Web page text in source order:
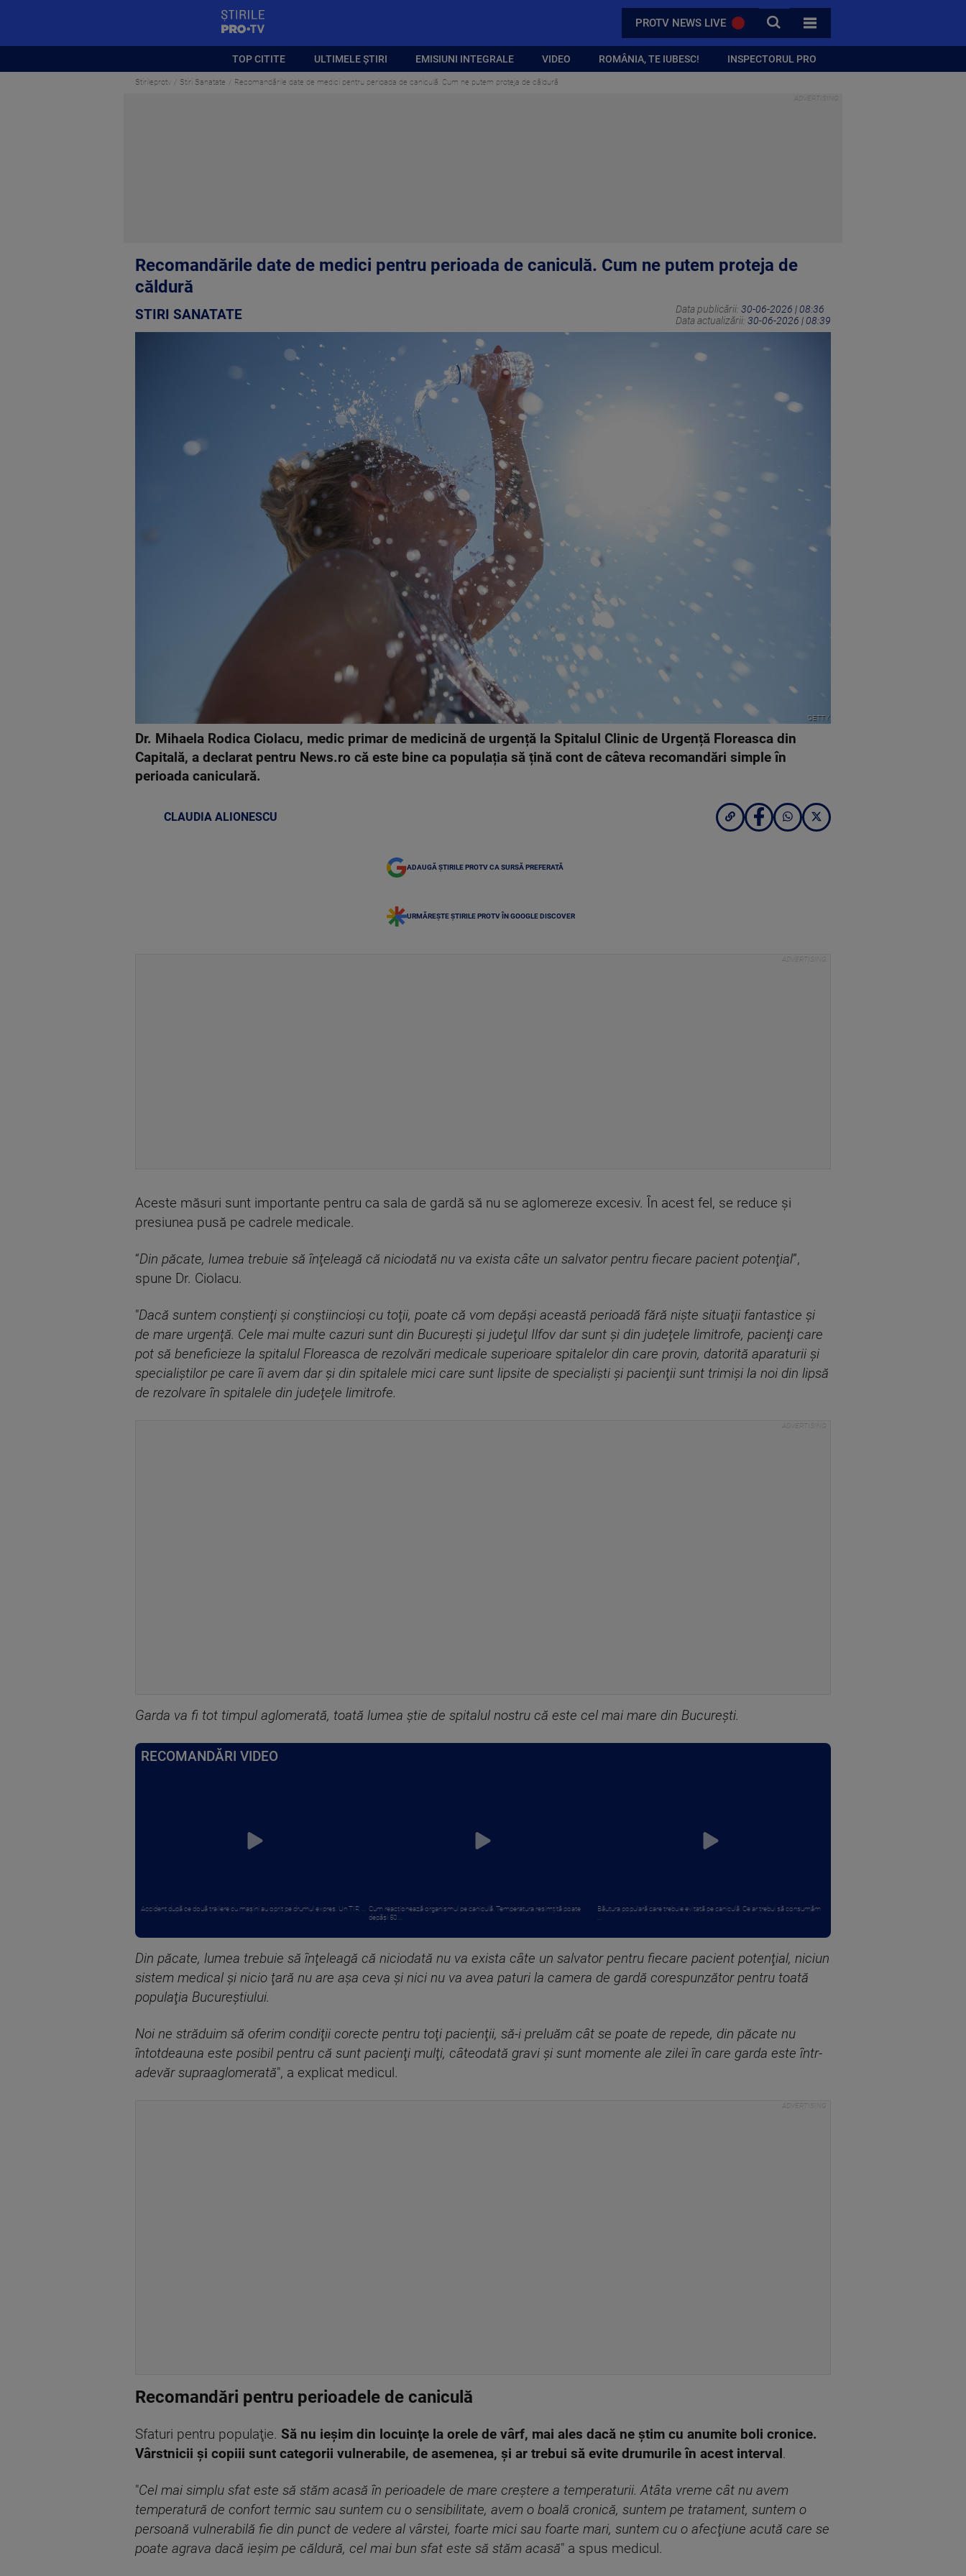
PROTV NEWS LIVE CAUTA
TOATE CATEGORIILE
TOP CITITE ULTIMELE ȘTIRI EMISIUNI INTEGRALE VIDEO ROMÂNIA, TE IUBESC! INSPECTORUL PRO
Stirileprotv Stiri Sanatate Recomandările date de medici pentru perioada de caniculă. Cum ne putem proteja de căldură
Recomandările date de medici pentru perioada de caniculă. Cum ne putem proteja de
căldură
STIRI SANATATE Data publicării: 30-06-2026 | 08:36
Data actualizării: 30-06-2026 | 08:39
GETTY
Dr. Mihaela Rodica Ciolacu, medic primar de medicină de urgență la Spitalul Clinic de Urgență Floreasca din
Capitală, a declarat pentru News.ro că este bine ca populația să țină cont de câteva recomandări simple în
perioada caniculară.
CLAUDIA ALIONESCU
ADAUGĂ ȘTIRILE PROTV CA SURSĂ PREFERATĂ
URMĂREȘTE ȘTIRILE PROTV ÎN GOOGLE DISCOVER
Aceste măsuri sunt importante pentru ca sala de gardă să nu se aglomereze excesiv. În acest fel, se reduce și
presiunea pusă pe cadrele medicale.
“Din păcate, lumea trebuie să înţeleagă că niciodată nu va exista câte un salvator pentru fiecare pacient potenţial”,
spune Dr. Ciolacu.
"Dacă suntem conştienţi şi conştiincioşi cu toţii, poate că vom depăşi această perioadă fără nişte situaţii fantastice şi
de mare urgenţă. Cele mai multe cazuri sunt din Bucureşti şi judeţul Ilfov dar sunt şi din judeţele limitrofe, pacienţi care
pot să beneficieze la spitalul Floreasca de rezolvări medicale superioare spitalelor din care provin, datorită aparaturii şi
specialiştilor pe care îi avem dar şi din spitalele mici care sunt lipsite de specialişti şi pacienţii sunt trimişi la noi din lipsă
de rezolvare în spitalele din judeţele limitrofe.
Garda va fi tot timpul aglomerată, toată lumea ştie de spitalul nostru că este cel mai mare din Bucureşti.
RECOMANDĂRI VIDEO
Accident după ce două trailere cu mașini au oprit pe drumul expres. Un TIR ...
Cum reacționează organismul pe caniculă. Temperatura resimțită poate
depăși 50 ...
Băutura populară care trebuie evitată pe caniculă. Ce ar trebui să consumăm
Din păcate, lumea trebuie să înţeleagă că niciodată nu va exista câte un salvator pentru fiecare pacient potenţial, niciun
sistem medical şi nicio ţară nu are aşa ceva şi nici nu va avea paturi la camera de gardă corespunzător pentru toată
populaţia Bucureştiului.
Noi ne străduim să oferim condiţii corecte pentru toţi pacienţii, să-i preluăm cât se poate de repede, din păcate nu
întotdeauna este posibil pentru că sunt pacienţi mulţi, câteodată gravi şi sunt momente ale zilei în care garda este într-
adevăr supraaglomerată", a explicat medicul.
Recomandări pentru perioadele de caniculă
Sfaturi pentru populaţie. Să nu ieşim din locuinţe la orele de vârf, mai ales dacă ne ştim cu anumite boli cronice.
Vârstnicii şi copiii sunt categorii vulnerabile, de asemenea, şi ar trebui să evite drumurile în acest interval.
"Cel mai simplu sfat este să stăm acasă în perioadele de mare creştere a temperaturii. Atâta vreme cât nu avem
temperatură de confort termic sau suntem cu o sensibilitate, avem o boală cronică, suntem pe tratament, suntem o
persoană vulnerabilă fie din punct de vedere al vârstei, foarte mici sau foarte mari, suntem cu o afecţiune acută care se
poate agrava dacă ieşim pe căldură, cel mai bun sfat este să stăm acasă" a spus medicul.